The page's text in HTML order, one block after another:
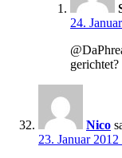
24.
Nico
23. Januar